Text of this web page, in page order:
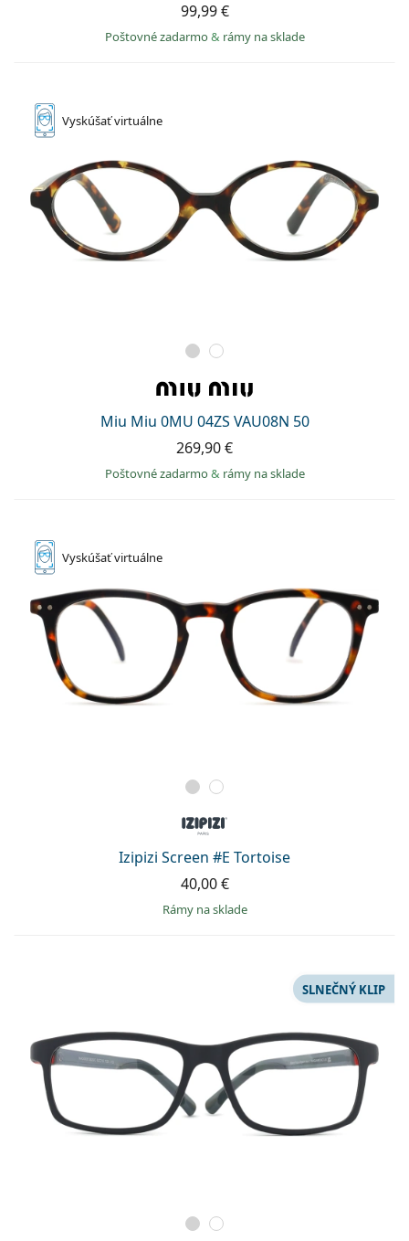
99,99 €
Poštovné zadarmo& rámy na sklade
Vyskúšaťvirtuálne
Miu Miu 0MU 04ZS VAU08N 50
269,90 €
Poštovné zadarmo& rámy na sklade
Vyskúšaťvirtuálne
Izipizi Screen #E Tortoise
40,00 €
rámy na sklade
SLNEČNÝ KLIP